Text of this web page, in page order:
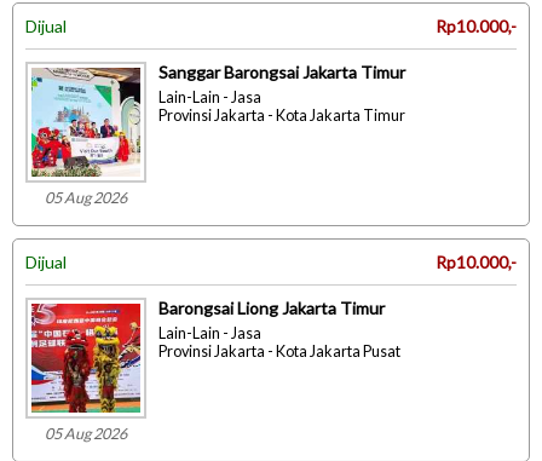
Dijual Rp10.000,-
05 Aug 2026
Sanggar Barongsai Jakarta Timur
Lain-Lain - Jasa
Provinsi Jakarta - Kota Jakarta Timur
Dijual Rp10.000,-
05 Aug 2026
Barongsai Liong Jakarta Timur
Lain-Lain - Jasa
Provinsi Jakarta - Kota Jakarta Pusat